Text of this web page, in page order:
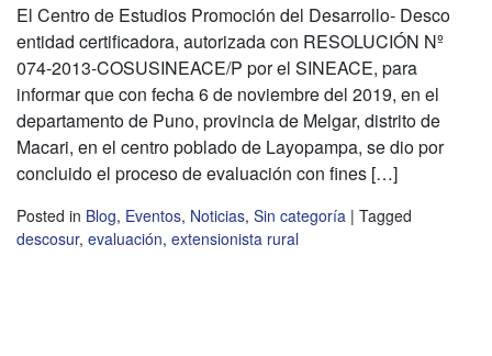
El Centro de Estudios Promoción del Desarrollo- Desco
entidad certificadora, autorizada con RESOLUCIÓN Nº
074-2013-COSUSINEACE/P por el SINEACE, para
informar que con fecha 6 de noviembre del 2019, en el
departamento de Puno, provincia de Melgar, distrito de
Macari, en el centro poblado de Layopampa, se dio por
concluido el proceso de evaluación con fines […]
Posted in Blog, Eventos, Noticias, Sin categoría | Tagged
descosur, evaluación, extensionista rural